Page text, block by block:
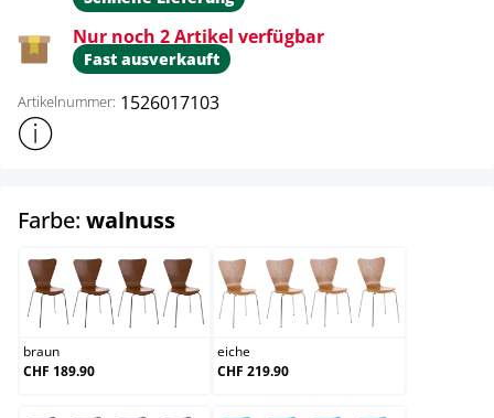
Nur noch 2 Artikel verfügbar
Fast ausverkauft
Artikelnummer: 1526017103
Weitere Produktinformationen anzeigen
Farbe: walnussauswählen
braun
braun
CHF 189.90
eiche
eiche
CHF 219.90